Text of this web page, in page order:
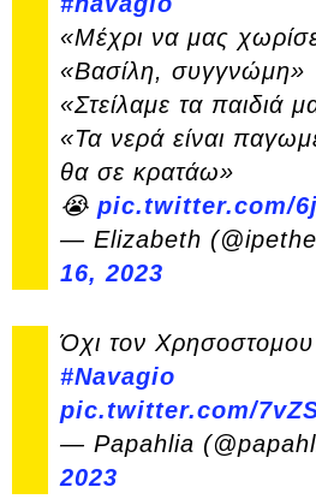
«Μέχρι να μας
«Βασίλη, συγγνώμη»
«Στείλαμε τα παιδιά
«Τα νερά είναι
θα σε κρατάω»
😭 pic.twitter.com/
— Elizabeth
16, 2023
Όχι τον
#Navagio
pic.twitter.com/
— Papahlia
2023